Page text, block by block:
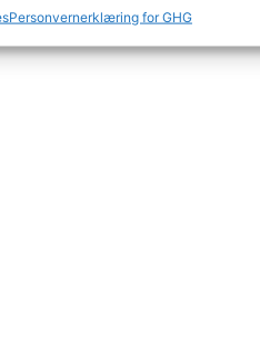
Personvernerklæring for GHG